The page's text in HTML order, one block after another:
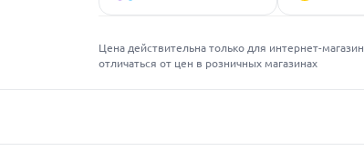
Цена действительна только для интернет-
отличаться от цен в розничных магазинах